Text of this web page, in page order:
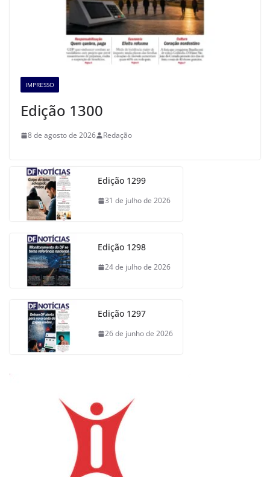
IMPRESSO
Edição 1300
8 de agosto de 2026 Redação
Edição 1299
31 de julho de 2026
Edição 1298
24 de julho de 2026
Edição 1297
26 de junho de 2026